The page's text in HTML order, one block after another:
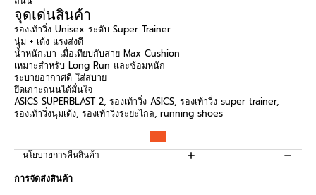
จุดเด่นสินค้า
รองเท้าวิ่ง Unisex ระดับ Super Trainer
นุ่ม + เด้ง แรงส่งดี
น้ำหนักเบา เมื่อเทียบกับสาย Max Cushion
เหมาะสำหรับ Long Run และซ้อมหนัก
ระบายอากาศดี ใส่สบาย
ยึดเกาะถนนได้มั่นใจ
ASICS SUPERBLAST 2, รองเท้าวิ่ง ASICS, รองเท้าวิ่ง super trainer,
รองเท้าวิ่งนุ่มเด้ง, รองเท้าวิ่งระยะไกล, running shoes
นโยบายการคืนสินค้า
การจัดส่งสินค้า